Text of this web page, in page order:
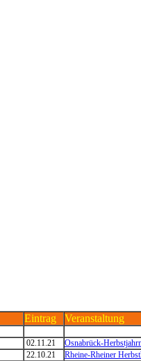
Eintrag Veranstaltung
02.11.21 Osnabrück-
22.10.21 Rheine-Rheiner